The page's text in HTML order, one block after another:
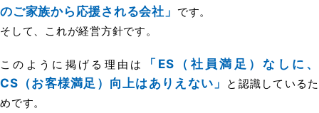
のご家族から応援される会社」 です。
そして、これが経営方針です。
このように掲げる理由は
「ES（社員満足）なしに、
CS（お客様満足）向上はありえない」
と認識しているた
めです。